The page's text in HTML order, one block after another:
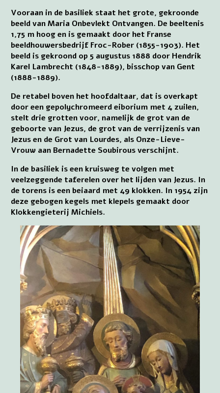
Vooraan in de basiliek staat het grote, gekroonde
beeld van Maria Onbevlekt Ontvangen. De beeltenis
1,75 m hoog en is gemaakt door het Franse
beeldhouwersbedrijf Froc-Rober (1855-1903). Het
beeld is gekroond op 5 augustus 1888 door Hendrik
Karel Lambrecht (1848-1889), bisschop van Gent
(1888-1889).
De retabel boven het hoofdaltaar, dat is overkapt
door een gepolychromeerd eiborium met 4 zuilen,
stelt drie grotten voor, namelijk de grot van de
geboorte van Jezus, de grot van de verrijzenis van
Jezus en de Grot van Lourdes, als Onze-Lieve-
Vrouw aan Bernadette Soubirous verschijnt.
In de basiliek is een kruisweg te volgen met
veelzeggende taferelen over het lijden van Jezus. In
de torens is een beiaard met 49 klokken. In 1954 zijn
deze gebogen kegels met klepels gemaakt door
Klokkengieterij Michiels.